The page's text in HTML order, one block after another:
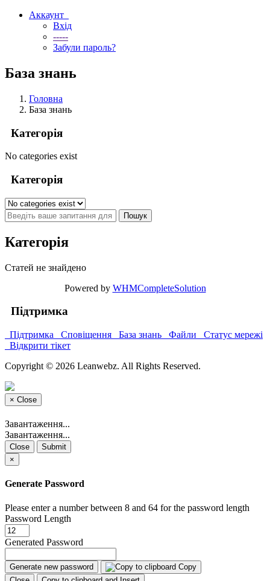
Аккаунт
Вхід
-----
Забули пароль?
База знань
Головна
База знань
Категорія
No categories exist
Категорія
Категорія
Статей не знайдено
Powered by WHMCompleteSolution
Підтримка
Підтримка Сповіщення База знань Файли
Статус мережі
Відкрити тікет
Copyright © 2026 Leanwebz. All Rights Reserved.
× Close
Завантаження...
Завантаження...
Close
Submit
×
Generate Password
Please enter a number between 8 and 64 for the password length
Password Length
Generated Password
Generate new password
Copy